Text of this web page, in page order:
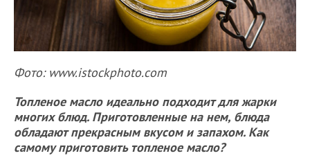
Фото: www.istockphoto.com
Топленое масло идеально подходит для жарки
многих блюд. Приготовленные на нем, блюда
обладают прекрасным вкусом и запахом. Как
самому приготовить топленое масло?